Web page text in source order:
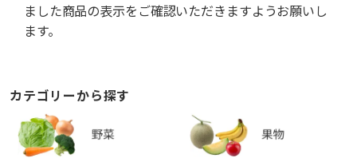
ました商品の表示をご確認いただきますようお願いし
ます。
カテゴリーから探す